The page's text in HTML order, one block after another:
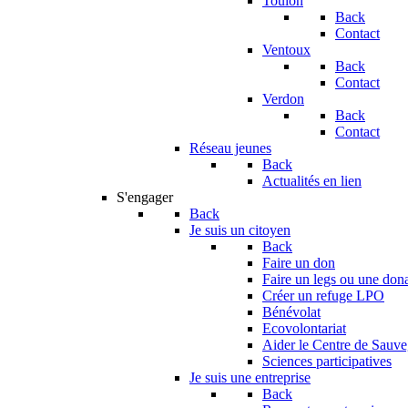
Back
Contact
Ventoux
Back
Contact
Verdon
Back
Contact
Réseau jeunes
Back
Actualités en lien
S'engager
Back
Je suis un citoyen
Back
Faire un don
Faire un legs ou une
Créer un refuge LPO
Bénévolat
Ecovolontariat
Aider le Centre de
Sciences participatives
Je suis une entreprise
Back